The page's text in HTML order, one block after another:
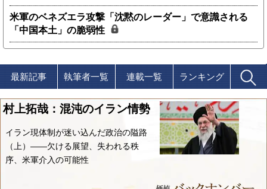
米軍のベネズエラ攻撃「沈黙のレーダー」で意識される
「中国本土」の脆弱性
最新記事 執筆者一覧 連載一覧 ランキング
村上拓哉：混沌のイラン情勢
イラン現体制が迷い込んだ政治の隘路
（上）――欠ける展望、失われる秩
序、米軍介入の可能性